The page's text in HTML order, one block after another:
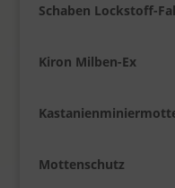
Schaben Lockstoff-
Kiron Milben-Ex
Mottenschutz